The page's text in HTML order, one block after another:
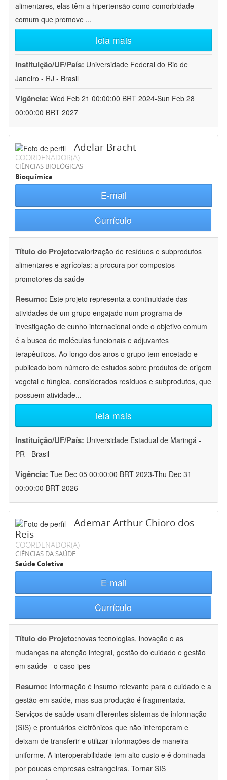
alimentares, elas têm a hipertensão como comorbidade
comum que promove ...
leia mais
Instituição/UF/País: Universidade Federal do Rio de
Janeiro - RJ - Brasil
Vigência: Wed Feb 21 00:00:00 BRT 2024-Sun Feb 28
00:00:00 BRT 2027
Adelar Bracht
COORDENADOR(A)
CIÊNCIAS BIOLÓGICAS
Bioquímica
E-mail
Currículo
Título do Projeto:valorização de resíduos e subprodutos
alimentares e agrícolas: a procura por compostos
promotores da saúde
Resumo: Este projeto representa a continuidade das
atividades de um grupo engajado num programa de
investigação de cunho internacional onde o objetivo comum
é a busca de moléculas funcionais e adjuvantes
terapêuticos. Ao longo dos anos o grupo tem encetado e
publicado bom número de estudos sobre produtos de origem
vegetal e fúngica, considerados resíduos e subprodutos, que
possuem atividade...
leia mais
Instituição/UF/País: Universidade Estadual de Maringá -
PR - Brasil
Vigência: Tue Dec 05 00:00:00 BRT 2023-Thu Dec 31
00:00:00 BRT 2026
Ademar Arthur Chioro dos
Reis
COORDENADOR(A)
CIÊNCIAS DA SAÚDE
Saúde Coletiva
E-mail
Currículo
Título do Projeto:novas tecnologias, inovação e as
mudanças na atenção integral, gestão do cuidado e gestão
em saúde - o caso ipes
Resumo: Informação é insumo relevante para o cuidado e a
gestão em saúde, mas sua produção é fragmentada.
Serviços de saúde usam diferentes sistemas de informação
(SIS) e prontuários eletrônicos que não interoperam e
deixam de transferir e utilizar informações de maneira
uniforme. A interoperabilidade tem alto custo e é dominada
por poucas empresas estrangeiras. Tornar SIS